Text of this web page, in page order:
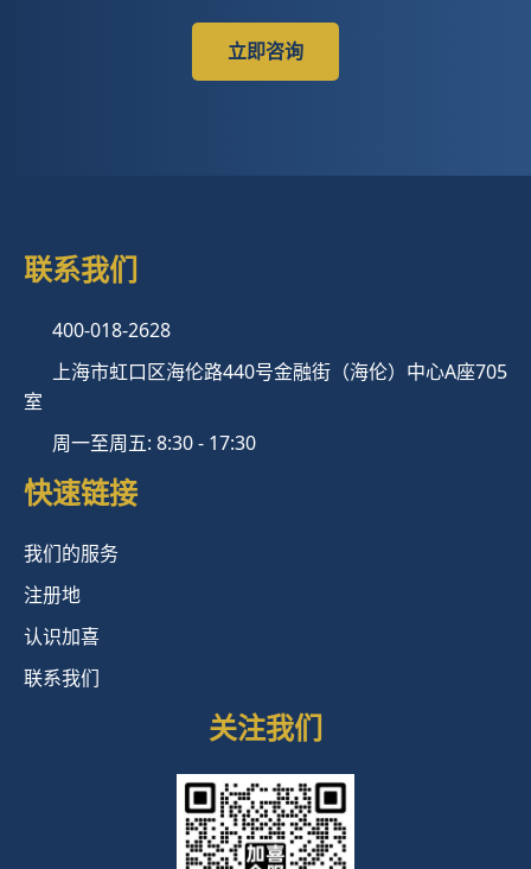
立即咨询
联系我们
400-018-2628
上海市虹口区海伦路440号金融街（海伦）中心A座705
室
周一至周五: 8:30 - 17:30
快速链接
我们的服务
注册地
认识加喜
联系我们
关注我们